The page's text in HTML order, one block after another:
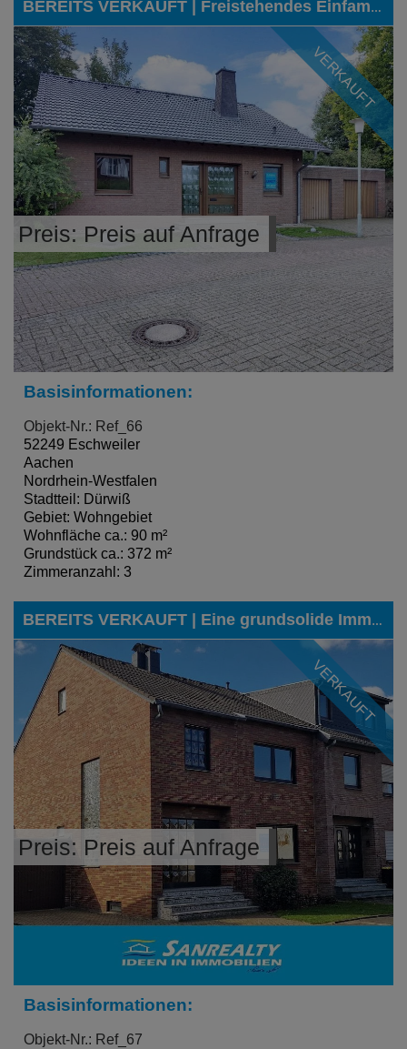
BEREITS VERKAUFT | Freistehendes Einfamilienhaus mit Doppelgarage und weiteren Vorzügen in einer der besten Lagen von Eschweiler-Dürwiß
VERKAUFT
Basisinformationen:
Objekt-Nr.: Ref_66
52249 Eschweiler
Aachen
Nordrhein-Westfalen
Stadtteil: Dürwiß
Gebiet: Wohngebiet
Preis: Preis auf Anfrage
Wohnfläche ca.: 90 m²
Grundstück ca.: 372 m²
Zimmeranzahl: 3
BEREITS VERKAUFT | Eine grundsolide Immobilie mit Garage in gefragter Lage von Eschweiler-Dürwiß
VERKAUFT
Basisinformationen:
Objekt-Nr.: Ref_67
Preis: Preis auf Anfrage